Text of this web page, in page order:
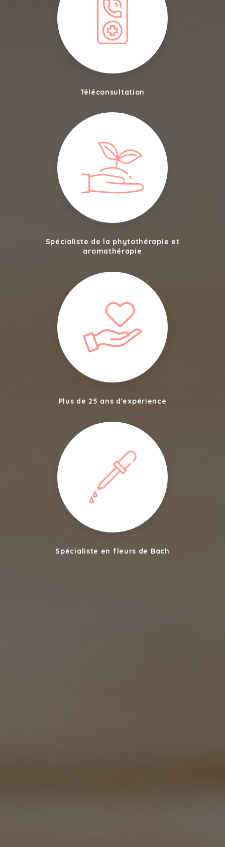
Téléconsultation
Spécialiste de la phytothérapie et
aromathérapie
Plus de 25 ans d'expérience
Spécialiste en fleurs de Bach